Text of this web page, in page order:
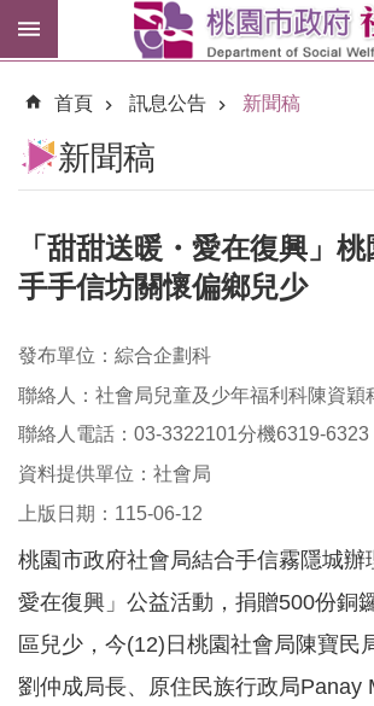
跳到主要內容區塊
紓
區
市
卡
進
搜
尋
訊
息
告
認
識
我
們
首頁 訊息公告 新聞稿
新聞稿
「甜甜送暖・愛在復興」
手手信坊關懷偏鄉兒少
發布單位：綜合企劃科
聯絡人：社會局兒童及少年福利科陳資穎
聯絡人電話：03-3322101分機6319-6323
資料提供單位：社會局
上版日期：115-06-12
桃園市政府社會局結合手信霧隱城辦
愛在復興」公益活動，捐贈500份銅
區兒少，今(12)日桃園社會局陳寶民
劉仲成局長、原住民族行政局Panay